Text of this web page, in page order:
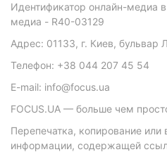
Идентификатор онлайн-медиа
медиа - R40-03129
Адрес: 01133, г. Киев, бульвар
Телефон: +38 044 207 45 54
E-mail: info@focus.ua
FOCUS.UA — больше чем
Перепечатка, копирование или
информации, содержащей